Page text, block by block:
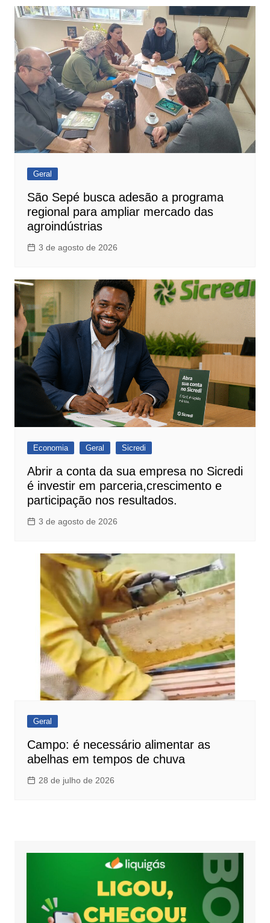
Geral
São Sepé busca adesão a programa
regional para ampliar mercado das
agroindústrias
3 de agosto de 2026
Economia Geral Sicredi
Abrir a conta da sua empresa no Sicredi
é investir em parceria,crescimento e
participação nos resultados.
3 de agosto de 2026
Geral
Campo: é necessário alimentar as
abelhas em tempos de chuva
28 de julho de 2026